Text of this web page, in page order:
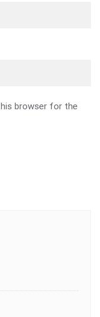
browser for the